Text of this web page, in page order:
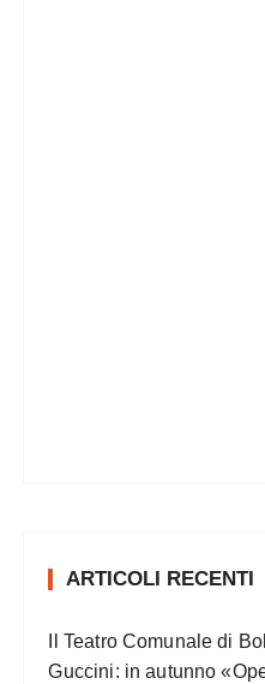
ARTICOLI RECENTI
Il Teatro Comunale di
Guccini: in autunno